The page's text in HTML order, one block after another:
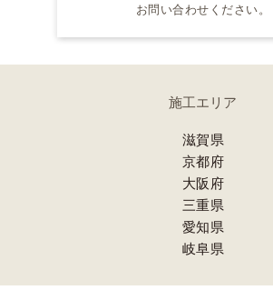
お問い合わせください。
施工エリア
滋賀県
京都府
大阪府
三重県
愛知県
岐阜県